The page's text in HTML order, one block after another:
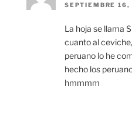
SEPTIEMBRE
La hoja se llama
cuanto al
peruano lo he
hecho los
hmmmm